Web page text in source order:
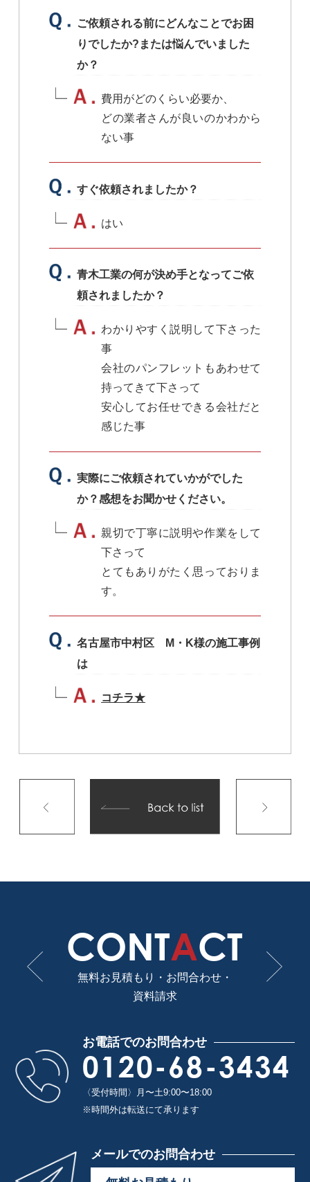
ご依頼される前にどんなことでお困
りでしたか?または悩んでいました
か？
費用がどのくらい必要か、
どの業者さんが良いのかわから
ない事
すぐ依頼されましたか？
はい
青木工業の何が決め手となってご依
頼されましたか？
わかりやすく説明して下さった
事
会社のパンフレットもあわせて
持ってきて下さって
安心してお任せできる会社だと
感じた事
実際にご依頼されていかがでした
か？感想をお聞かせください。
親切で丁寧に説明や作業をして
下さって
とてもありがたく思っておりま
す。
名古屋市中村区 M・K様の施工事例
は
コチラ★
CONTACT
無料お見積もり・お問合わせ・
資料請求
お電話でのお問合わせ
0120-68-3434
〈受付時間〉月〜土9:00〜18:00
※時間外は転送にて承ります
メールでのお問合わせ